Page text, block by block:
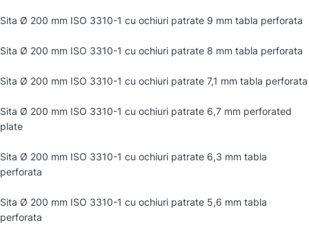
Sita Ø 200 mm ISO 3310-1 cu ochiuri patrate 9 mm tabla perforata
Sita Ø 200 mm ISO 3310-1 cu ochiuri patrate 8 mm tabla perforata
Sita Ø 200 mm ISO 3310-1 cu ochiuri patrate 7,1 mm tabla perforata
Sita Ø 200 mm ISO 3310-1 cu ochiuri patrate 6,7 mm perforated
plate
Sita Ø 200 mm ISO 3310-1 cu ochiuri patrate 6,3 mm tabla
perforata
Sita Ø 200 mm ISO 3310-1 cu ochiuri patrate 5,6 mm tabla
perforata